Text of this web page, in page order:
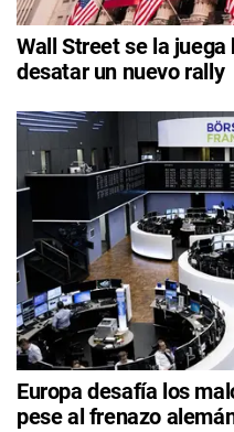
Wall Street se la
desatar un nuevo rally
Europa desafía los
pese al frenazo